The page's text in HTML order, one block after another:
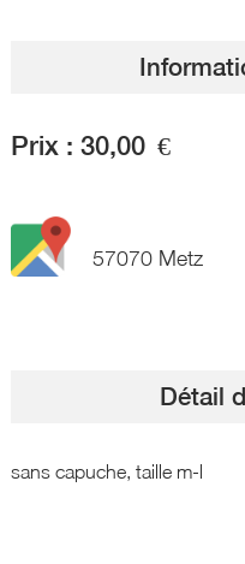
Prix : 30,00 €
57070 Metz
Détail
sans capuche, taille m-l